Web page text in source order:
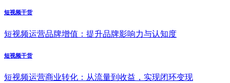
短视频干货
短视频运营品牌增值：提升品牌影响力与认知度
短视频干货
短视频运营商业转化：从流量到收益，实现闭环变现